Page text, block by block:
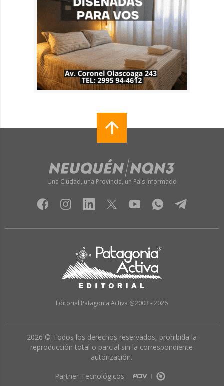
Una Ciudad, una Provincia, un País informado
Editorial Patagonia Activa @2003 - 2026
2026 © Todos los derechos reservados, prohibida la
reproducción total o parcial sin la correspondiente
autorización.
Partner Tecnológicos: